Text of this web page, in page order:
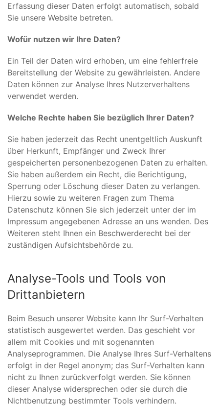
Erfassung dieser Daten erfolgt automatisch, sobald
Sie unsere Website betreten.
Wofür nutzen wir Ihre Daten?
Ein Teil der Daten wird erhoben, um eine fehlerfreie
Bereitstellung der Website zu gewährleisten. Andere
Daten können zur Analyse Ihres Nutzerverhaltens
verwendet werden.
Welche Rechte haben Sie bezüglich Ihrer Daten?
Sie haben jederzeit das Recht unentgeltlich Auskunft
über Herkunft, Empfänger und Zweck Ihrer
gespeicherten personenbezogenen Daten zu erhalten.
Sie haben außerdem ein Recht, die Berichtigung,
Sperrung oder Löschung dieser Daten zu verlangen.
Hierzu sowie zu weiteren Fragen zum Thema
Datenschutz können Sie sich jederzeit unter der im
Impressum angegebenen Adresse an uns wenden. Des
Weiteren steht Ihnen ein Beschwerderecht bei der
zuständigen Aufsichtsbehörde zu.
Analyse-Tools und Tools von
Drittanbietern
Beim Besuch unserer Website kann Ihr Surf-Verhalten
statistisch ausgewertet werden. Das geschieht vor
allem mit Cookies und mit sogenannten
Analyseprogrammen. Die Analyse Ihres Surf-Verhaltens
erfolgt in der Regel anonym; das Surf-Verhalten kann
nicht zu Ihnen zurückverfolgt werden. Sie können
dieser Analyse widersprechen oder sie durch die
Nichtbenutzung bestimmter Tools verhindern.